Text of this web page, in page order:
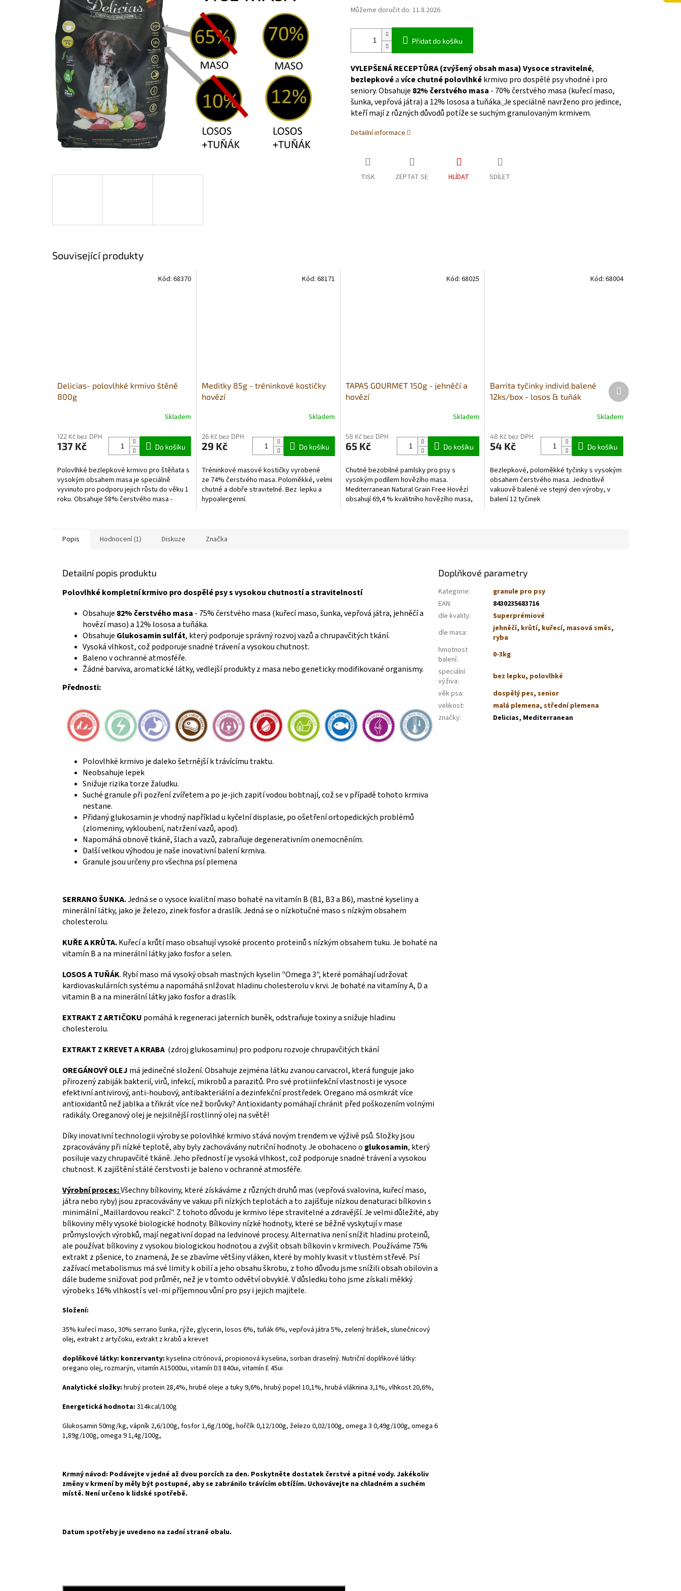
Můžeme doručit do: 11.8.2026
Přidat do košíku
VYLEPŠENÁ RECEPTŮRA (zvýšený obsah masa) Vysoce stravitelné,
bezlepkovéavíce chutné polovlhkékrmivo pro dospělé psy vhodné i pro
seniory. Obsahuje 82% čerstvého masa - 70% čerstvého masa (kuřecí maso,
šunka, vepřová játra) a 12% lososa a tuňáka.Je speciálně navrženo pro jedince,
kteří mají z různých důvodů potíže se suchým granulovaným krmivem.
Detailní informace
TISK ZEPTAT SE HLÍDAT SDÍLET
Související produkty
Delicias- polovlhké krmivo štěně
800g
produktu
je
z
5
hvězdiček.
Skladem
122 Kč bez DPH
137 Kč Do košíku
Polovlhké bezlepkové krmivo pro štěňata s
vysokým obsahem masa je speciálně
vyvinuto pro podporu jejich růstu do věku 1
roku. Obsahuje 58% čerstvého masa -
Kód: 68370
Meditky 85g - tréninkové kostičky
hovězí
produktu
je
z
5
hvězdiček.
Skladem
26 Kč bez DPH
29 Kč Do košíku
Tréninkové masové kostičky vyrobené
ze 74% čerstvého masa. Poloměkké, velmi
chutné a dobře stravitelné. Bez lepku a
hypoalergenní.
Kód: 68171
TAPAS GOURMET 150g - jehněčí a
hovězí
produktu
je
z
5
hvězdiček.
Skladem
58 Kč bez DPH
65 Kč Do košíku
Chutné bezobilné pamlsky pro psy s
vysokým podílem hovězího masa.
Mediterranean Natural Grain Free Hovězí
obsahují 69,4 % kvalitního hovězího masa,
Kód: 68025
Barrita tyčinky individ.balené
12ks/box - losos & tuňák
produktu
je
z
5
hvězdiček.
Skladem
48 Kč bez DPH
54 Kč Do košíku
Bezlepkové, poloměkké tyčinky s vysokým
obsahem čerstvého masa. Jednotlivě
vakuově balené ve stejný den výroby, v
balení 12 tyčinek
Kód: 68004
Další
produkt
Popis Hodnocení (1) Diskuze Značka
Detailní popis produktu
Polovlhké kompletní krmivo pro dospělé psy s vysokou chutností a stravitelností
Obsahuje 82% čerstvého masa - 75% čerstvého masa (kuřecí maso, šunka, vepřová játra, jehněčí a
hovězí maso) a 12% lososa a tuňáka.
Obsahuje Glukosamin sulfát, který podporuje správný rozvoj vazů a chrupavčitých tkání.
Vysoká vlhkost, což podporuje snadné trávení a vysokou chutnost.
Baleno v ochranné atmosféře.
Žádné barviva, aromatické látky, vedlejší produkty z masa nebo geneticky modifikované organismy.
Přednosti:
Polovlhké krmivo je daleko šetrnější k trávícímu traktu.
Neobsahuje lepek
Snižuje rizika torze žaludku.
Suché granule při pozření zvířetem a po je-jich zapití vodou bobtnají, což se v případě tohoto krmiva
nestane.
Přidaný glukosamin je vhodný například u kyčelní displasie, po ošetření ortopedických problémů
(zlomeniny, vykloubení, natržení vazů, apod).
Napomáhá obnově tkáně, šlach a vazů, zabraňuje degenerativním onemocněním.
Další velkou výhodou je naše inovativní balení krmiva.
Granule jsou určeny pro všechna psí plemena
SERRANO ŠUNKA.Jedná se o vysoce kvalitní maso bohaté na vitamín B (B1, B3 a B6), mastné kyseliny a
minerální látky, jako je železo, zinek fosfor a draslík. Jedná se o nízkotučné maso s nízkým obsahem
cholesterolu.
KUŘE A KRŮTA.Kuřecí a krůtí maso obsahují vysoké procento proteinů s nízkým obsahem tuku. Je bohaté na
vitamín B a na minerální látky jako fosfor a selen.
LOSOS A TUŇÁK. Rybí maso má vysoký obsah mastných kyselin "Omega 3", které pomáhají udržovat
kardiovaskulárních systému a napomáhá snIžovat hladinu cholesterolu v krvi. Je bohaté na vitamíny A, D a
vitamin B a na minerální látky jako fosfor a draslík.
EXTRAKT Z ARTIČOKU pomáhá k regeneraci jaterních buněk, odstraňuje toxiny a snižuje hladinu
cholesterolu.
EXTRAKT Z KREVET A KRABA (zdroj glukosaminu) pro podporu rozvoje chrupavčitých tkání
OREGÁNOVÝ OLEJ má jedinečné složení. Obsahuje zejména látku zvanou carvacrol, která funguje jako
přirozený zabiják bakterií, virů, infekcí, mikrobů a parazitů. Pro své protiinfekční vlastnosti je vysoce
efektivní antivirový, anti-houbový, antibakteriální a dezinfekční prostředek. Oregano má osmkrát více
antioxidantů než jablka a třikrát více než borůvky? Antioxidanty pomáhají chránit před poškozením volnými
radikály. Oreganový olej je nejsilnější rostlinný olej na světě!
Díky inovativní technologii výroby se polovlhké krmivo stává novým trendem ve výživě psů. Složky jsou
zpracovávány při nízké teplotě, aby byly zachovávány nutriční hodnoty. Je obohaceno o glukosamin, který
posiluje vazy chrupavčité tkáně. Jeho předností je vysoká vlhkost, což podporuje snadné trávení a vysokou
chutnost. K zajištění stálé čerstvosti je baleno v ochranné atmosféře.
Výrobní proces:Všechny bílkoviny, které získáváme z různých druhů mas (vepřová svalovina, kuřecí maso,
játra nebo ryby) jsou zpracovávány ve vakuu při nízkých teplotách a to zajišťuje nízkou denaturaci bílkovin s
minimální „Maillardovou reakcí". Z tohoto důvodu je krmivo lépe stravitelné a zdravější. Je velmi důležité, aby
bílkoviny měly vysoké biologické hodnoty. Bílkoviny nízké hodnoty, které se běžně vyskytují v mase
průmyslových výrobků, mají negativní dopad na ledvinové procesy. Alternativa není snížit hladinu proteinů,
ale používat bílkoviny z vysokou biologickou hodnotou a zvýšit obsah bílkovin v krmivech. Používáme 75%
extrakt z pšenice, to znamená, že se zbavíme většiny vláken, které by mohly kvasit v tlustém střevě. Psí
zažívací metabolismus má své limity k obilí a jeho obsahu škrobu, z toho důvodu jsme snížili obsah obilovin a
dále budeme snižovat pod průměr, než je v tomto odvětví obvyklé. V důsledku toho jsme získali měkký
výrobek s 16% vlhkostí s vel-mi příjemnou vůní pro psy i jejich majitele.
Složení:
35% kuřecí maso, 30% serrano šunka, rýže, glycerin, losos 6%, tuňák 6%, vepřová játra 5%, zelený hrášek, slunečnicový
olej, extrakt z artyčoku, extrakt z krabů a krevet
doplňkové látky: konzervanty: kyselina citrónová, propionová kyselina, sorban draselný. Nutriční doplňkové látky:
oregano olej, rozmarýn, vitamín A15000ui, vitamín D3 840ui, vitamín E 45ui
Analytické složky: hrubý protein 28,4%, hrubé oleje a tuky 9,6%, hrubý popel 10,1%, hrubá vláknina 3,1%, vlhkost 20,6%,
Energetická hodnota: 314kcal/100g
Glukosamin 50mg/kg, vápník 2,6/100g, fosfor 1,6g/100g, hořčík 0,12/100g, železo 0,02/100g, omega 3 0,49g/100g, omega 6
1,89g/100g, omega 9 1,4g/100g,
Krmný návod: Podávejte v jedné až dvou porcích za den. Poskytněte dostatek čerstvé a pitné vody. Jakékoliv
změny v krmení by měly být postupné, aby se zabránilo trávícím obtížím. Uchovávejte na chladném a suchém
místě. Není určeno k lidské spotřebě.
Datum spotřeby je uvedeno na zadní straně obalu.
Doplňkové parametry
Kategorie:
granule pro psy
EAN:
8430235683716
dle kvality:
Superprémiové
dle masa: jehněčí, krůtí, kuřecí, masová směs,
ryba
hmotnost
balení:
0-3kg
speciální
výživa: bez lepku, polovlhké
věk psa: dospělý pes,senior
velikost: malá plemena,střední plemena
značky: Delicias, Mediterranean